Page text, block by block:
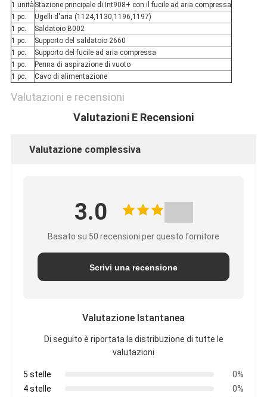
1 unità Stazione principale di Int908+ con il fucile ad aria compressa
1 pc.
Ugelli d'aria (1124,1130,1196,1197)
1 pc.
Saldatoio B002
1 pc.
Supporto del saldatoio 2660
1 pc.
Supporto del fucile ad aria compressa
1 pc.
Penna di aspirazione di vuoto
1 pc.
Cavo di alimentazione
Valutazioni e recensioni
Valutazioni E Recensioni
Valutazione complessiva
3.0
Basato su 50 recensioni per questo fornitore
Scrivi una recensione
Valutazione Istantanea
Di seguito è riportata la distribuzione di tutte le
valutazioni
5 stelle
0%
4 stelle
0%